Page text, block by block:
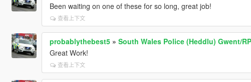
Been waiting on one of these for so long, great job!
查看上下文
probablythebest5» South Wales Police (Heddlu) Gwent/
Great Work!
查看上下文